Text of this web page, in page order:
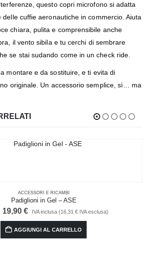
questo copri microfono si adatta
cuffie aeronautiche in commercio. Aiuta
chiara, pulita e comprensibile anche
il vento sibila e tu cerchi di sembrare
se stai sudando come in un check ride.
montare e da sostituire, e ti evita di
originale. Un accessorio semplice, sì… ma